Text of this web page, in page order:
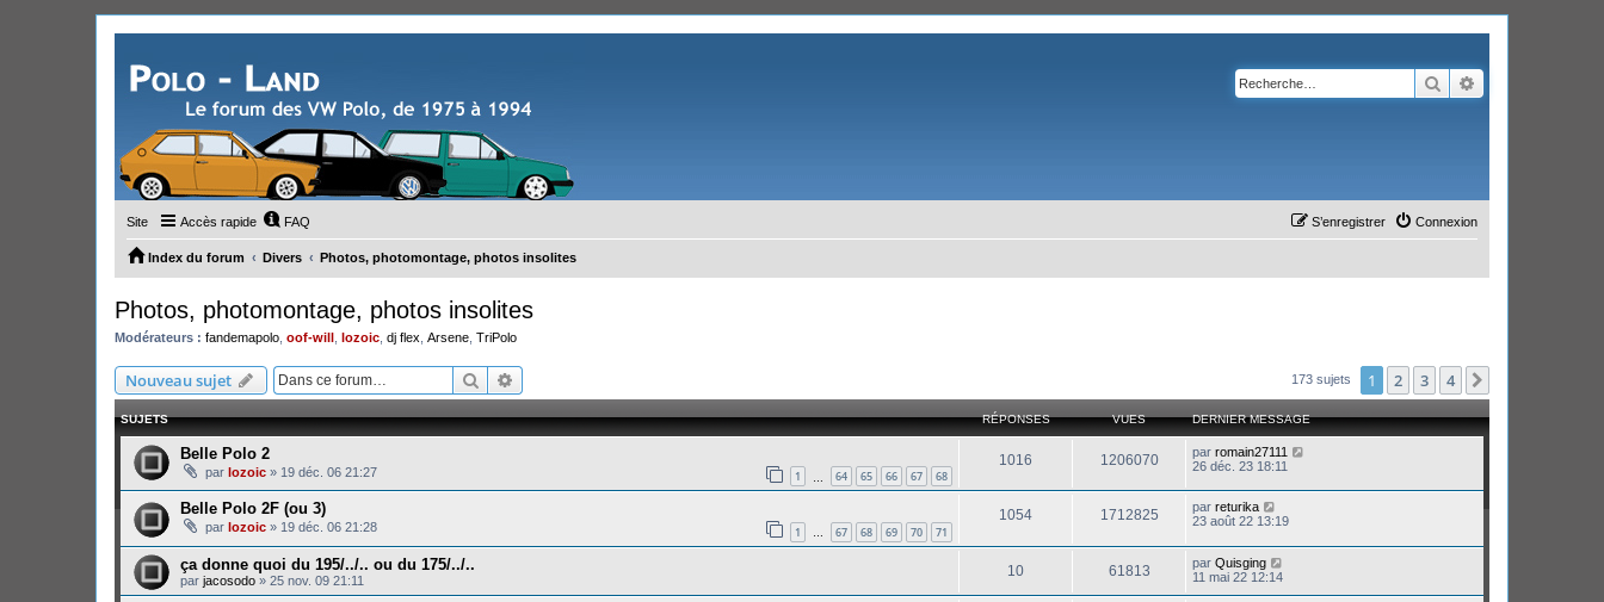
Rechercher
Site Accès rapide FAQ Connexion
S’enregistrer
Index du forum Divers Photos, photomontage, photos insolites
Photos, photomontage, photos insolites
Modérateurs : fandemapolo oof-will lozoic dj flex Arsene TriPolo
Nouveau sujet Rechercher 173 sujets 1 2 3 4
SUJETS RÉPONSES VUES DERNIER MESSAGE
Belle Polo 2
par lozoic » 19 déc. 06 21:27 1 64 65 66 67 68
1016 1206070 par romain27111
26 déc. 23 18:11
Belle Polo 2F (ou 3)
par lozoic » 19 déc. 06 21:28 1 … 67 68 69 70 71
1054 1712825 par returika
23 août 22 13:19
ça donne quoi du 195/../.. ou du 175/../..
par jacosodo » 25 nov. 09 21:11
10 61813 par Quisging
11 mai 22 12:14